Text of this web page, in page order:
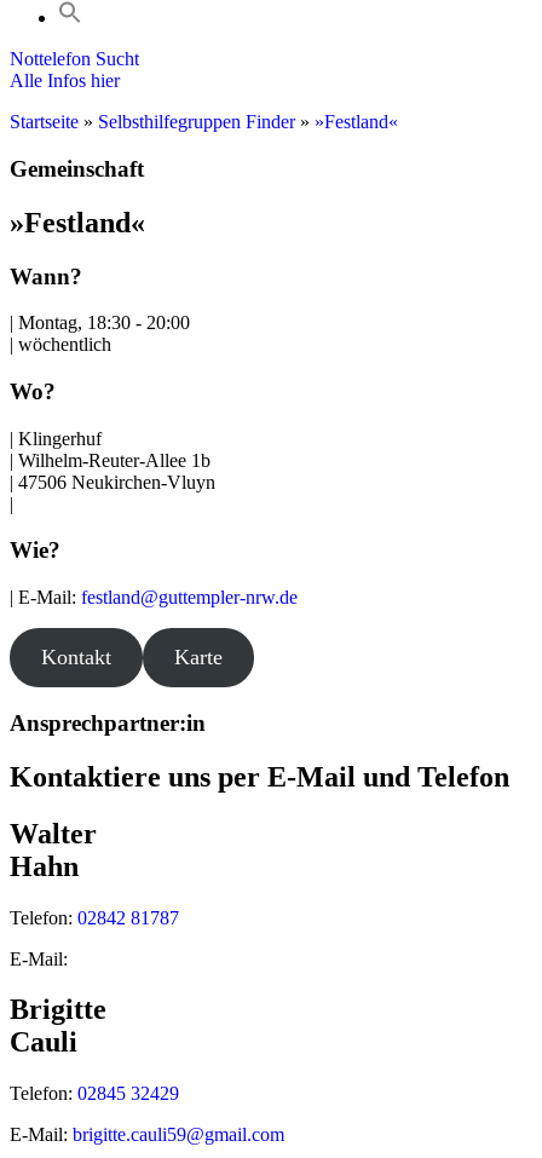
Nottelefon Sucht
Alle Infos hier
Startseite » Selbsthilfegruppen Finder» »Festland«
Gemeinschaft
»Festland«
Wann?
| Montag, 18:30 - 20:00
| wöchentlich
Wo?
| Klingerhuf
| Wilhelm-Reuter-Allee 1b
| 47506 Neukirchen-Vluyn
|
Wie?
| E-Mail: festland@guttempler-nrw.de
Kontakt Karte
Ansprechpartner:in
Kontaktiere uns per E-Mail und Telefon
Walter
Hahn
Telefon: 02842 81787
E-Mail:
Brigitte
Cauli
Telefon: 02845 32429
E-Mail: brigitte.cauli59@gmail.com